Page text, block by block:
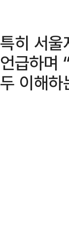
특히 서
언급하며
두 이해